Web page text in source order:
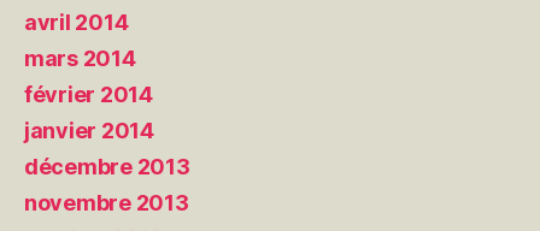
avril 2014
mars 2014
février 2014
janvier 2014
décembre 2013
novembre 2013